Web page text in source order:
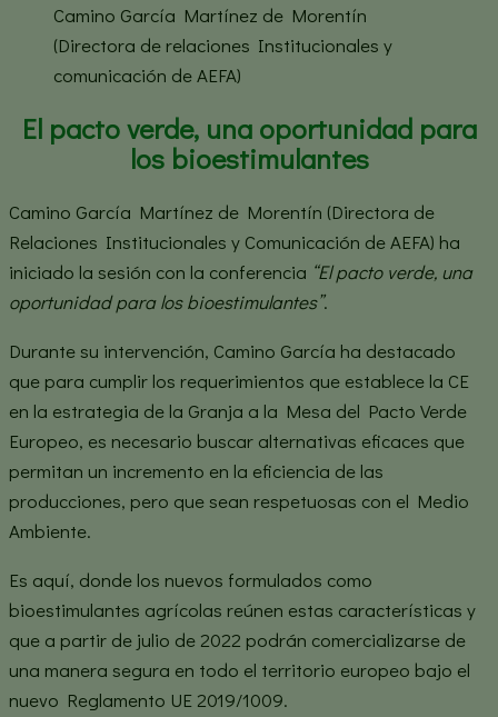
Camino García Martínez de Morentín
(Directora de relaciones Institucionales y
comunicación de AEFA)
El pacto verde, una oportunidad para
los bioestimulantes
Camino García Martínez de Morentín (Directora de
Relaciones Institucionales y Comunicación de AEFA) ha
iniciado la sesión con la conferencia “El pacto verde, una
oportunidad para los bioestimulantes”.
Durante su intervención, Camino García ha destacado
que para cumplir los requerimientos que establece la CE
en la estrategia de la Granja a la Mesa del Pacto Verde
Europeo, es necesario buscar alternativas eficaces que
permitan un incremento en la eficiencia de las
producciones, pero que sean respetuosas con el Medio
Ambiente.
Es aquí, donde los nuevos formulados como
bioestimulantes agrícolas reúnen estas características y
que a partir de julio de 2022 podrán comercializarse de
una manera segura en todo el territorio europeo bajo el
nuevo Reglamento UE 2019/1009.